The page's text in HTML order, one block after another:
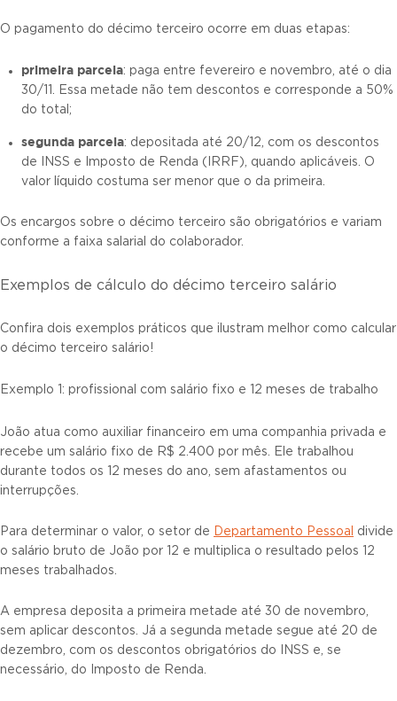
O pagamento do décimo terceiro ocorre em duas etapas:
primeira parcela: paga entre fevereiro e novembro, até o dia
30/11. Essa metade não tem descontos e corresponde a 50%
do total;
segunda parcela: depositada até 20/12, com os descontos
de INSS e Imposto de Renda (IRRF), quando aplicáveis. O
valor líquido costuma ser menor que o da primeira.
Os encargos sobre o décimo terceiro são obrigatórios e variam
conforme a faixa salarial do colaborador.
Exemplos de cálculo do décimo terceiro salário
Confira dois exemplos práticos que ilustram melhor como calcular
o décimo terceiro salário!
Exemplo 1: profissional com salário fixo e 12 meses de trabalho
João atua como auxiliar financeiro em uma companhia privada e
recebe um salário fixo de R$ 2.400 por mês. Ele trabalhou
durante todos os 12 meses do ano, sem afastamentos ou
interrupções.
Para determinar o valor, o setor de Departamento Pessoal
divide
o salário bruto de João por 12 e multiplica o resultado pelos 12
meses trabalhados.
A empresa deposita a primeira metade até 30 de novembro,
sem aplicar descontos. Já a segunda metade segue até 20 de
dezembro, com os descontos obrigatórios do INSS e, se
necessário, do Imposto de Renda.